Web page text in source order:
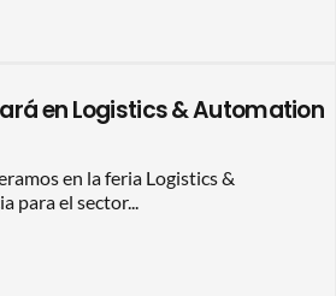
en Logistics & Automation
en la feria Logistics &
para el sector...